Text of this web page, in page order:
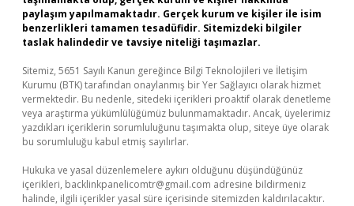
paylaşım yapılmamaktadır. Gerçek kurum ve kişiler ile isim
benzerlikleri tamamen tesadüfidir. Sitemizdeki bilgiler
taslak halindedir ve tavsiye niteliği taşımazlar.
Sitemiz, 5651 Sayılı Kanun gereğince Bilgi Teknolojileri ve İletişim
Kurumu (BTK) tarafından onaylanmış bir Yer Sağlayıcı olarak hizmet
vermektedir. Bu nedenle, sitedeki içerikleri proaktif olarak denetleme
veya araştırma yükümlülüğümüz bulunmamaktadır. Ancak, üyelerimiz
yazdıkları içeriklerin sorumluluğunu taşımakta olup, siteye üye olarak
bu sorumluluğu kabul etmiş sayılırlar.
Hukuka ve yasal düzenlemelere aykırı olduğunu düşündüğünüz
içerikleri, backlinkpanelicomtr@gmail.com adresine bildirmeniz
halinde, ilgili içerikler yasal süre içerisinde sitemizden kaldırılacaktır.